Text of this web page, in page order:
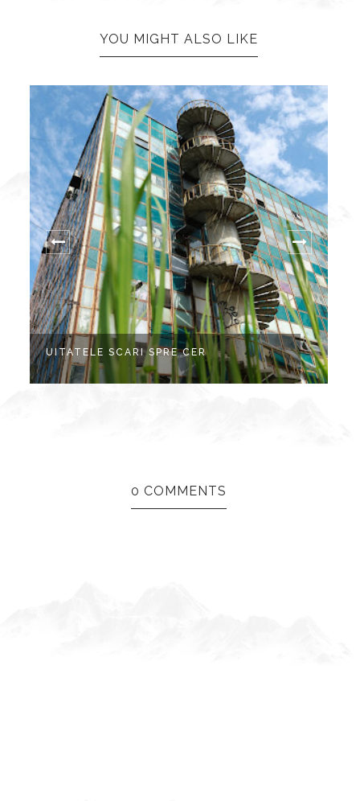
YOU MIGHT ALSO LIKE
UITATELE SCARI SPRE CER
0 COMMENTS